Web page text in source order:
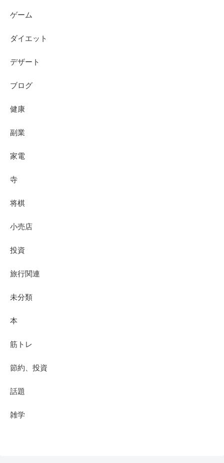
ゲーム
ダイエット
デザート
ブログ
健康
副業
家電
寺
将棋
小売店
投資
旅行関連
未分類
本
筋トレ
節約、投資
話題
雑学